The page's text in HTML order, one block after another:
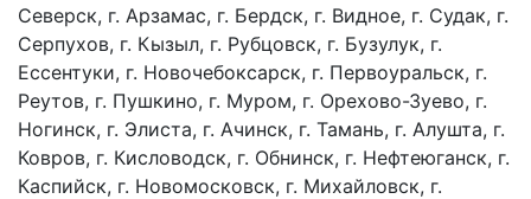
Северск, г. Арзамас, г. Бердск, г. Видное, г. Судак, г.
Серпухов, г. Кызыл, г. Рубцовск, г. Бузулук, г.
Ессентуки, г. Новочебоксарск, г. Первоуральск, г.
Реутов, г. Пушкино, г. Муром, г. Орехово-Зуево, г.
Ногинск, г. Элиста, г. Ачинск, г. Тамань, г. Алушта, г.
Ковров, г. Кисловодск, г. Обнинск, г. Нефтеюганск, г.
Каспийск, г. Новомосковск, г. Михайловск, г.